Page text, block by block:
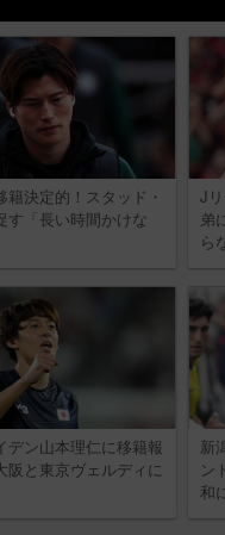
籍決定的！スタッド・
す「長い時間かけな
J
弟
ら
デン山本理仁に移籍報
阪と東京ヴェルディに
新
ン
和